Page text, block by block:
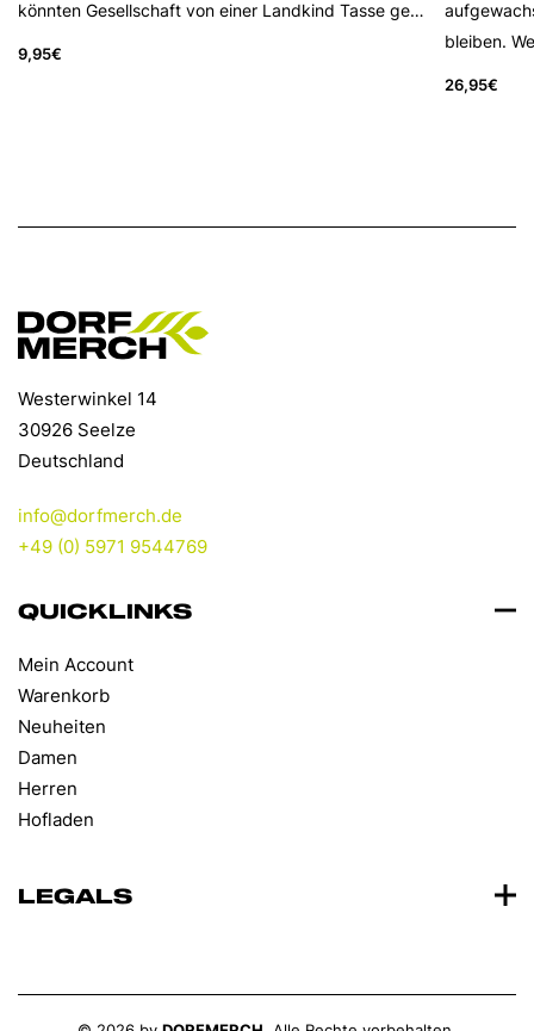
könnten Gesellschaft von einer Landkind Tasse ge…
9,95€
bleiben.
26,95€
Westerwinkel 14
30926 Seelze
Deutschland
info@dorfmerch.de
+49 (0) 5971 9544769
QUICKLINKS
Mein Account
Warenkorb
Neuheiten
Damen
Herren
Hofladen
LEGALS